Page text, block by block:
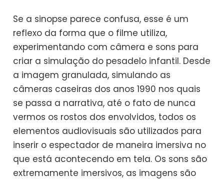
Se a sinopse parece confusa, esse é um
reflexo da forma que o filme utiliza,
experimentando com câmera e sons para
criar a simulação do pesadelo infantil. Desde
a imagem granulada, simulando as
câmeras caseiras dos anos 1990 nos quais
se passa a narrativa, até o fato de nunca
vermos os rostos dos envolvidos, todos os
elementos audiovisuais são utilizados para
inserir o espectador de maneira imersiva no
que está acontecendo em tela. Os sons são
extremamente imersivos, as imagens são